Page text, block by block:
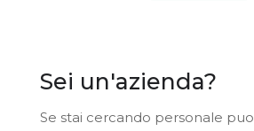
Sei un'azienda?
Se stai cercando personale